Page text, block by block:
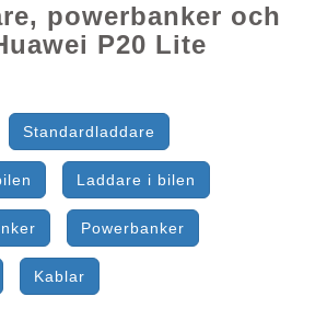
powerbanker och
P20 Lite
Standardladdare
Laddare i bilen
Powerbanker
Kablar